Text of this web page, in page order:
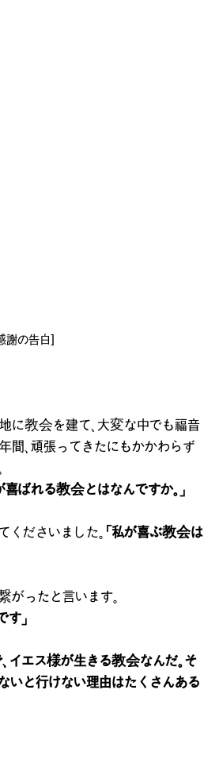
謝の告白]
に教会を建て、大変な中でも福音
間、頑張ってきたにもかかわらず
ばれる教会とはなんですか。」
ださいました。 「私が喜ぶ教会は
がったと言います。
」
イエス様が生きる教会なんだ。そ
いと行けない理由はたくさんある